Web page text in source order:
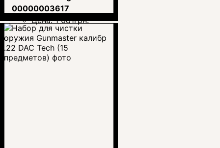
предметов)
00000003617
Цена:1 081грн.